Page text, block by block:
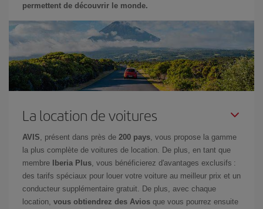
permettent de découvrir le monde.
La location de voitures
AVIS , présent dans près de 200 pays , vous propose la gamme
la plus complète de voitures de location. De plus, en tant que
membre
Iberia Plus , vous bénéficierez d'avantages exclusifs :
des tarifs spéciaux pour louer votre voiture au meilleur prix et un
conducteur supplémentaire gratuit. De plus, avec chaque
location, vous obtiendrez des Avios que vous pourrez ensuite